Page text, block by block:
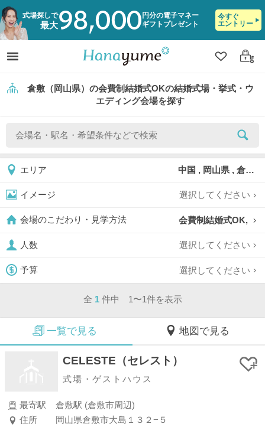
式場探しで
最大98,000 円分の電子マネー
ギフトプレゼント
今すぐ
エントリー
クリップ
ログ
倉敷（岡山県）の会費制結婚式OKの結婚式場・挙式・ウ
エディング会場を探す
エリア 中国 , 岡山県 , 倉敷
イメージ 選択してください
会場のこだわり・見学方法 会費制結婚式OK,
人数 選択してください
予算 選択してください
全 1 件中 1〜1件を表示
一覧で見る 地図で見る
CELESTE（セレスト）
式場・ゲストハウス
最寄駅
倉敷駅 (倉敷市周辺)
住所
岡山県倉敷市大島１３２−５